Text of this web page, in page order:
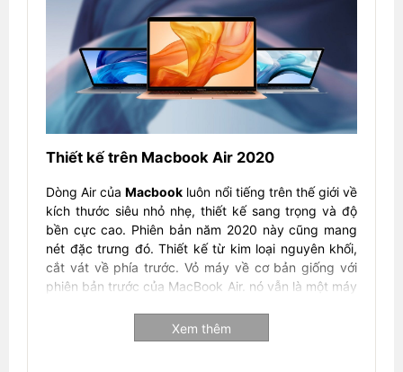
Thiết kế trên Macbook Air 2020
Dòng Air củaMacbook luôn nổi tiếng trên thế giới về
kích thước siêu nhỏ nhẹ, thiết kế sang trọng và độ
bền cực cao. Phiên bản năm 2020 này cũng mang
nét đặc trưng đó. Thiết kế từ kim loại nguyên khối,
cắt vát về phía trước. Vỏ máy về cơ bản giống với
phiên bản trước của MacBook Air. nó vẫn là một máy
bản 2020 dày hơn một chút ở phía sau, nhưng bạn
sẽ khó nhận ra sự khác biệt giữa 16,1 so với 15,9
Xem thêm